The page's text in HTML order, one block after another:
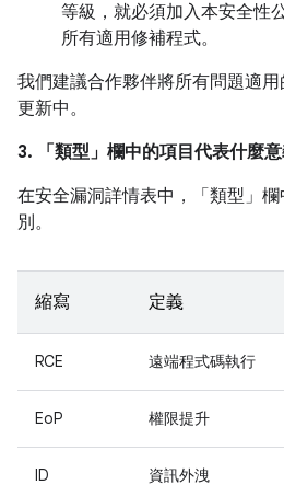
等級，就必須加入本安全性
所有適用修補程式。
我們建議合作夥伴將所有問題適
更新中。
3. 「類型」 欄中的項目代表什麼意
在安全漏洞詳情表中，「類型」 欄
別。
縮寫 定義
RCE 遠端程式碼執行
EoP 權限提升
ID 資訊外洩